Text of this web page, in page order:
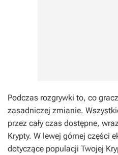
Podczas rozgrywki to, co
zasadniczej zmianie.
przez cały czas dostępne,
Krypty. W lewej górnej części
dotyczące populacji Twojej